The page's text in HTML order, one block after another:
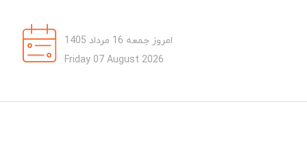
امروز جمعه 16 مرداد 1405
Friday 07 August 2026